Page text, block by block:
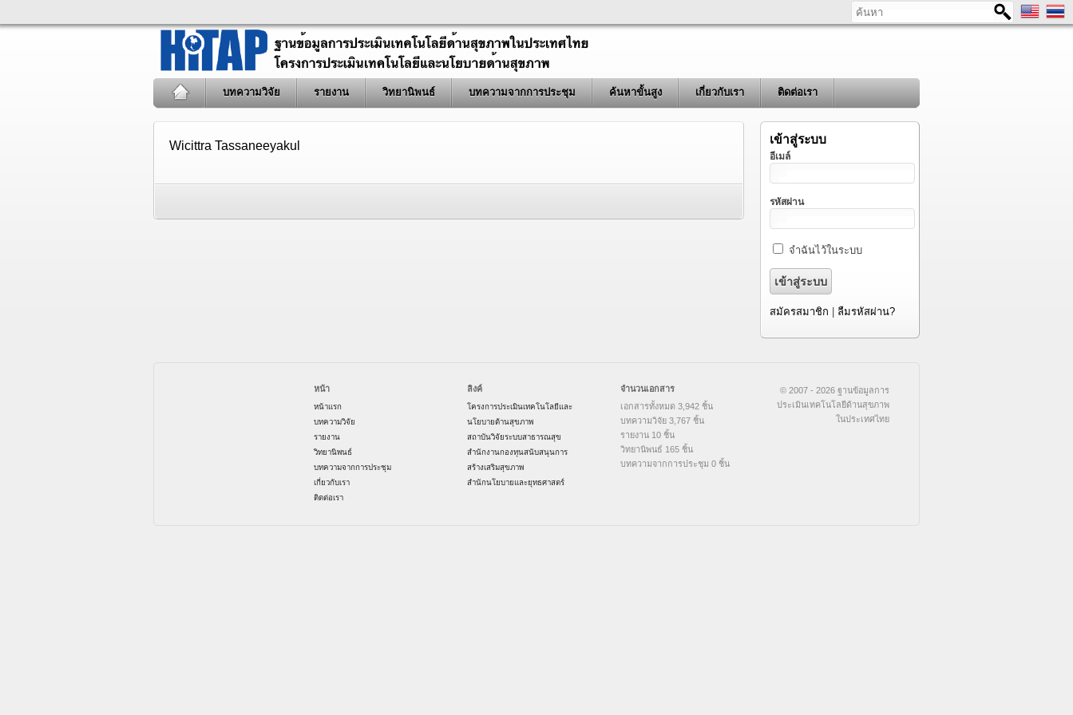
ค้นหา
บทความวิจัย รายงาน วิทยานิพนธ์ บทความจากการประชุม ค้นหาขั้นสูง เกี่ยวกับเรา ติดต่อเรา
Wicittra Tassaneeyakul เข้าสู่ระบบ
อีเมล์
รหัสผ่าน
จำฉันไว้ในระบบ
สมัครสมาชิก ลืมรหัสผ่าน?
หน้า
หน้าแรก
บทความวิจัย
รายงาน
วิทยานิพนธ์
บทความจากการประชุม
เกี่ยวกับเรา
ติดต่อเรา
ลิงค์
โครงการประเมินเทคโนโลยีและ
นโยบายด้านสุขภาพ
สถาบันวิจัยระบบสาธารณสุข
สำนักงานกองทุนสนับสนุนการ
สร้างเสริมสุขภาพ
สำนักนโยบายและยุทธศาสตร์
จำนวนเอกสาร
เอกสารทั้งหมด 3,942 ชิ้น
บทความวิจัย 3,767 ชิ้น
รายงาน 10 ชิ้น
วิทยานิพนธ์ 165 ชิ้น
บทความจากการประชุม 0 ชิ้น
© 2007 - 2026 ฐานข้อมูลการ
ประเมินเทคโนโลยีด้านสุขภาพ
ในประเทศไทย